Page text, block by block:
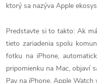
ktorý sa nazýva Apple
Predstavte si to takto: Ak
tieto zariadenia spolu
fotku na iPhone,
pripomienku na Mac, objaví
Pay na iPhone, Apple Watch